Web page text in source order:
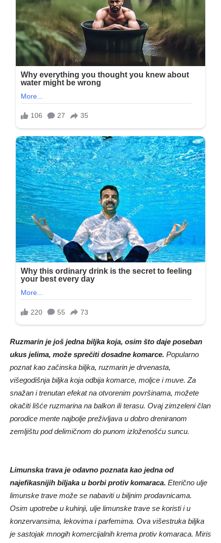
Ruzmarin je još jedna biljka koja, osim što daje poseban
ukus jelima, može sprečiti dosadne komarce. Popularno
poznat kao začinska biljka, ruzmarin je drvenasta,
višegodišnja biljka koja odbija komarce, moljce i muve. Za
snažan i trenutan efekat na otvorenim površinama, možete
okačiti lišće ruzmarina na balkon ili terasu. Ovaj zimzeleni član
porodice mente najbolje preživljava u dobro dreniranom
zemljištu pod delimičnom do punom izloženošću suncu.
Limunska trava je odavno poznata kao jedna od
najefikasnijih biljaka u borbi protiv komaraca. Eterično ulje
limunske trave može se nabaviti u biljnim prodavnicama.
Osim upotrebe u kuhinji, ulje limunske trave se koristi i u
konzervansima, lekovima i parfemima. Ova višestruka biljka
je sastojak mnogih komercijalnih krema protiv komaraca. Miris